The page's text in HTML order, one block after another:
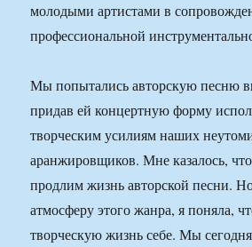
молодыми артистами в
профессиональной
Мы попытались авторскую песню
придав ей концертную форму
творческим усилиям наших
аранжировщиков. Мне казалось,
продлим жизнь авторской песни.
атмосферу этого жанра, я поняла,
творческую жизнь себе. Мы